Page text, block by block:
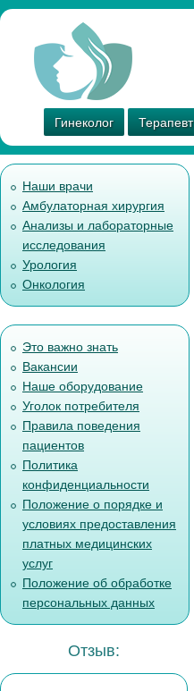
Гинеколог Терапевт
Наши врачи
Амбулаторная хирургия
Анализы и лабораторные
исследования
Урология
Онкология
Это важно знать
Вакансии
Наше оборудование
Уголок потребителя
Правила поведения
пациентов
Политика
конфиденциальности
Положение о порядке и
условиях предоставления
платных медицинских
услуг
Положение об обработке
персональных данных
Отзыв: